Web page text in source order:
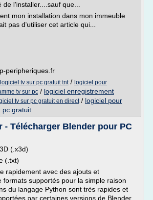
l'installer....sauf que...
mon installation dans mon immeuble
pas d'utiliser cet article qui...
peripheriques.fr
logiciel tv sur pc gratuit tnt/ logiciel pour
tv sur pc / logiciel enregistrement
tv sur pc gratuit en direct/ logiciel pour
pc gratuit
- Télécharger Blender pour PC
(.x3d)
(.txt)
rapidement avec des ajouts et
formats supportés pour la simple raison
du langage Python sont très rapides et
par certaines versions de Blender.